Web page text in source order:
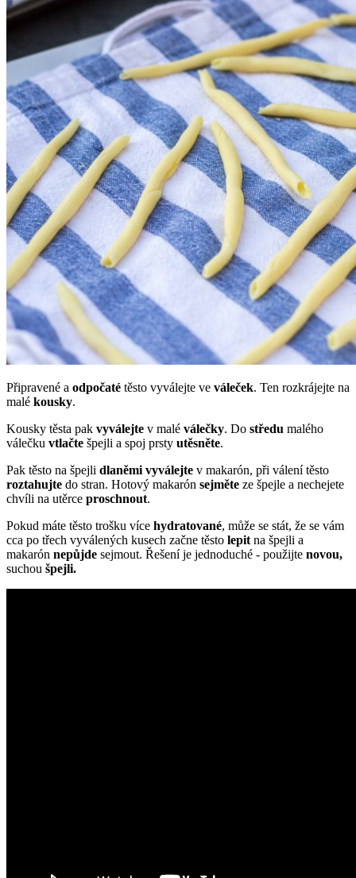
Připravené a odpočaté těsto vyválejte ve váleček. Ten rozkrájejte na
malé kousky.
Kousky těsta pak vyválejte v malé válečky. Do středu malého
válečku vtlačte špejli a spoj prsty utěsněte.
Pak těsto na špejli dlaněmi vyválejte v makarón, při válení těsto
roztahujte do stran. Hotový makarón sejměte ze špejle a nechejete
chvíli na utěrce proschnout.
Pokud máte těsto trošku více hydratované, může se stát, že se vám
cca po třech vyválených kusech začne těsto lepit na špejli a
makarón nepůjde sejmout. Řešení je jednoduché - použijte novou,
suchou špejli.